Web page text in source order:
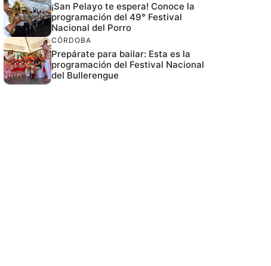
¡San Pelayo te espera! Conoce la
programación del 49° Festival
Nacional del Porro
CÓRDOBA
Prepárate para bailar: Esta es la
programación del Festival Nacional
del Bullerengue